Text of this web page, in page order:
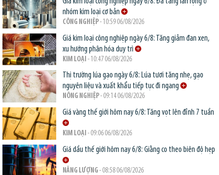
nhóm kim loại cơ bản
CÔNG NGHIỆP- 10:59 06/08/2026
Giá kim loại công nghiệp ngày 6/8: Tăng giảm đan xen,
xu hướng phân hóa duy trì
KIM LOẠI - 10:47 06/08/2026
Thị trường lúa gạo ngày 6/8: Lúa tươi tăng nhẹ, gạo
nguyên liệu và xuất khẩu tiếp tục đi ngang
NÔNG NGHIỆP- 09:14 06/08/2026
Giá vàng thế giới hôm nay 6/8: Tăng vọt lên đỉnh 7 tuần
KIM LOẠI - 09:06 06/08/2026
Giá dầu thế giới hôm nay 6/8: Giằng co theo biên độ hẹp
NĂNG LƯỢNG - 08:58 06/08/2026